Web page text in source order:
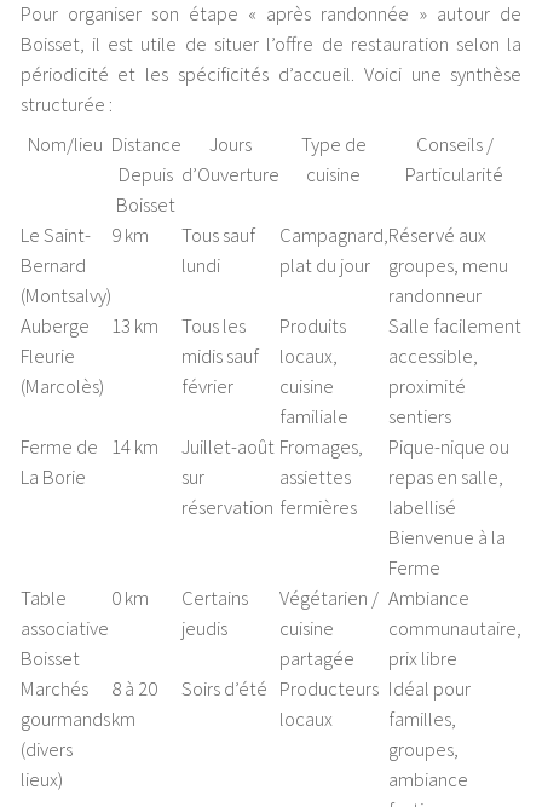
Pour organiser son étape « après randonnée » autour de
Boisset, il est utile de situer l’offre de restauration selon la
périodicité et les spécificités d’accueil. Voici une synthèse
structurée :
Nom/lieu Distance
Depuis
Boisset
Jours
d’Ouverture
Type de
cuisine
Conseils /
Particularité
Le Saint-
Bernard
(Montsalvy)
9 km
Tous sauf
lundi
Campagnard,
plat du jour
Réservé aux
groupes, menu
randonneur
Auberge
Fleurie
(Marcolès)
13 km
Tous les
midis sauf
février
Produits
locaux,
cuisine
familiale
Salle facilement
accessible,
proximité
sentiers
Ferme de
La Borie
14 km
Juillet-août
sur
réservation
Fromages,
assiettes
fermières
Pique-nique ou
repas en salle,
labellisé
Bienvenue à la
Ferme
Table
associative
Boisset
0 km
Certains
jeudis
Végétarien /
cuisine
partagée
Ambiance
communautaire,
prix libre
Marchés
gourmands
(divers
lieux)
8 à 20
km
Soirs d’été Producteurs
locaux
Idéal pour
familles,
groupes,
ambiance